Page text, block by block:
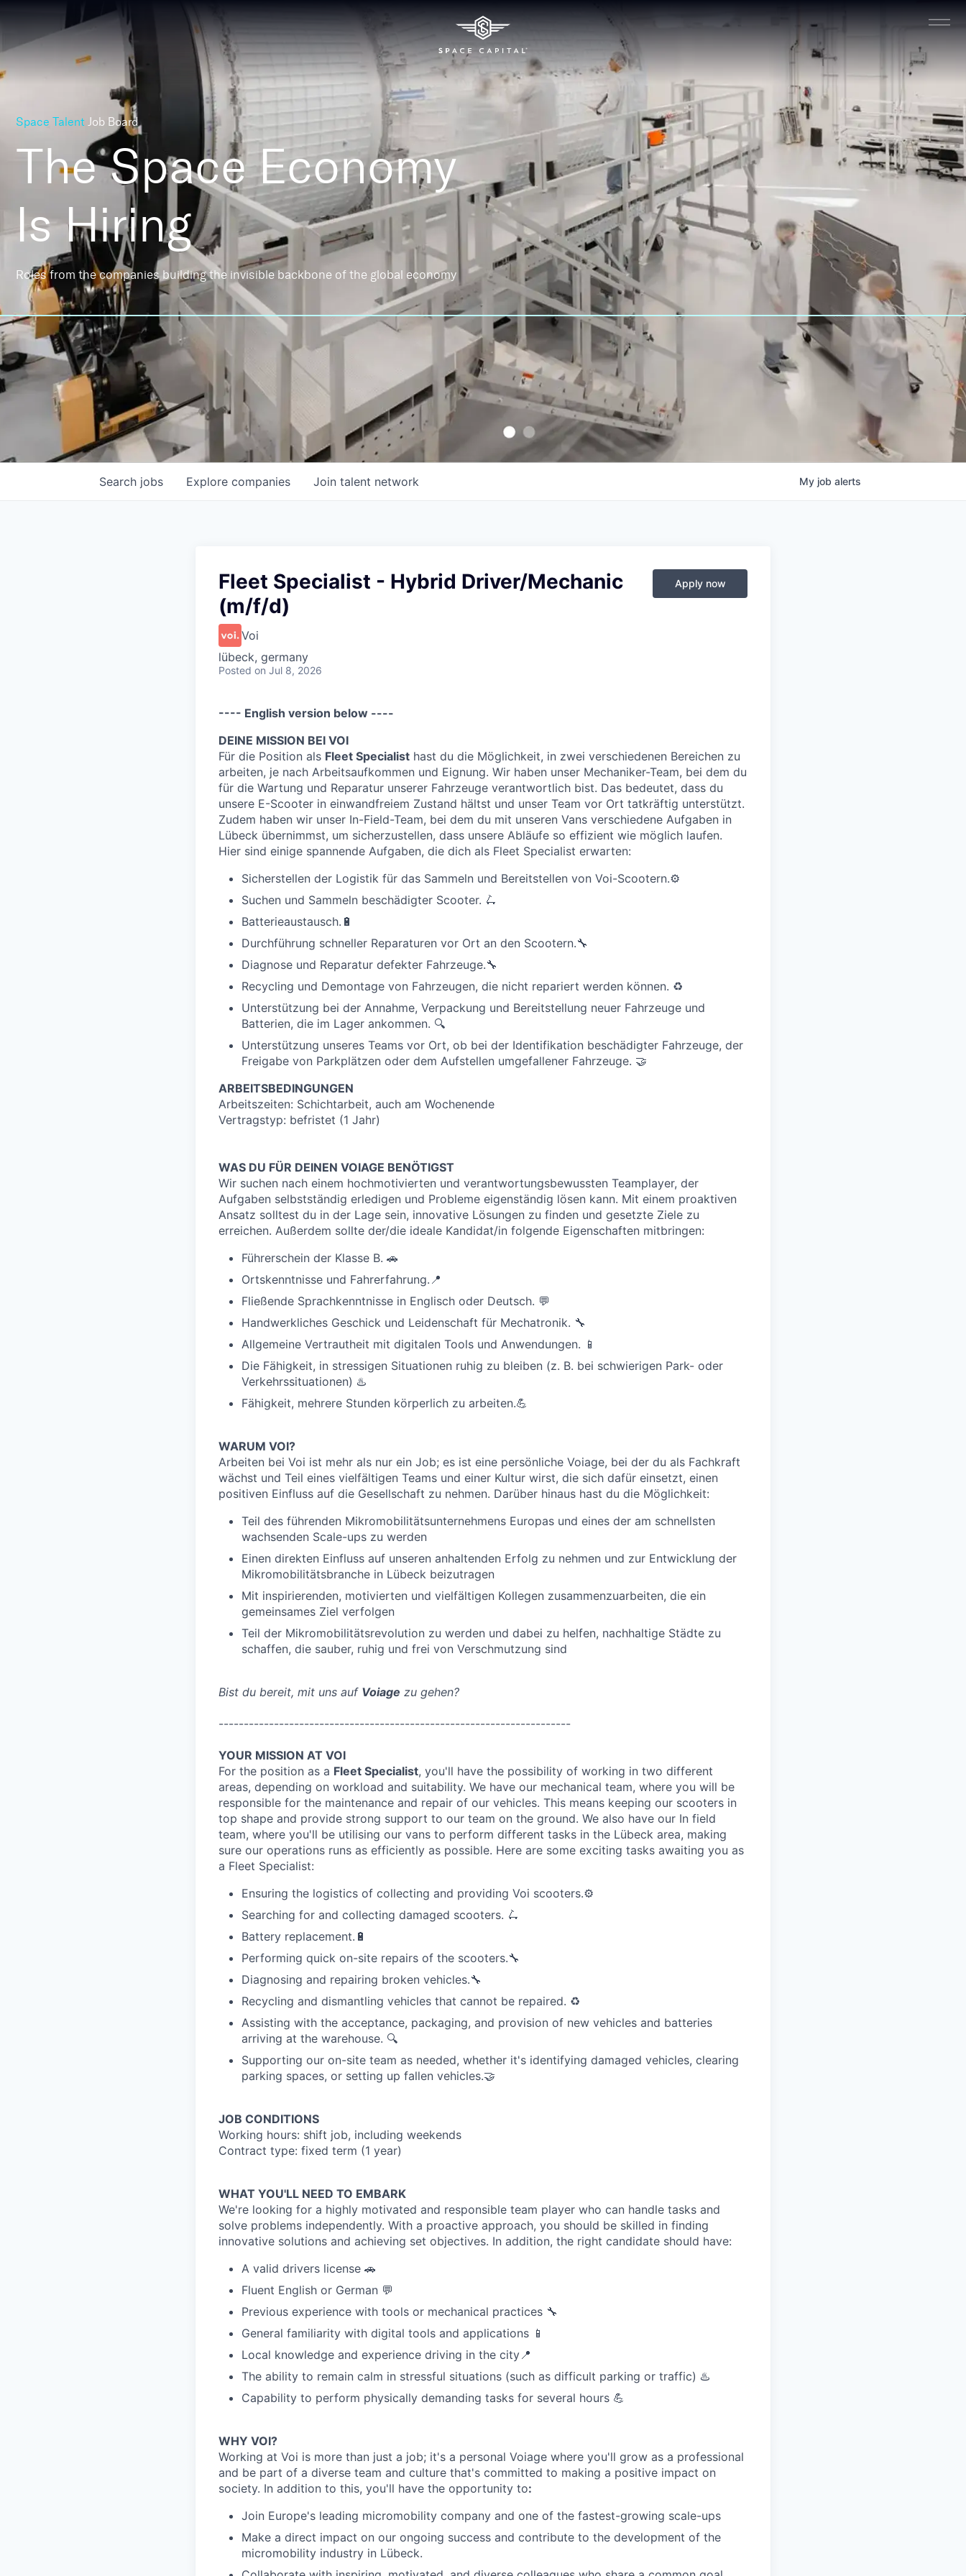
Space Talent Job Board
The Space Economy
Is Hiring
Roles from the companies building the invisible backbone of the global economy
Search jobs Explore companies Join talent network My job alerts
Fleet Specialist - Hybrid Driver/Mechanic
(m/f/d)
Voi
lübeck, germany
Posted on Jul 8, 2026
Apply now
---- English version below ----
DEINE MISSION BEI VOI
Für die Position als Fleet Specialist hast du die Möglichkeit, in zwei verschiedenen Bereichen zu
arbeiten, je nach Arbeitsaufkommen und Eignung. Wir haben unser Mechaniker-Team, bei dem du
für die Wartung und Reparatur unserer Fahrzeuge verantwortlich bist. Das bedeutet, dass du
unsere E-Scooter in einwandfreiem Zustand hältst und unser Team vor Ort tatkräftig unterstützt.
Zudem haben wir unser In-Field-Team, bei dem du mit unseren Vans verschiedene Aufgaben in
Lübeck übernimmst, um sicherzustellen, dass unsere Abläufe so effizient wie möglich laufen.
Hier sind einige spannende Aufgaben, die dich als Fleet Specialist erwarten:
Sicherstellen der Logistik für das Sammeln und Bereitstellen von Voi-Scootern.⚙️
Suchen und Sammeln beschädigter Scooter. 🛴
Batterieaustausch.🔋
Durchführung schneller Reparaturen vor Ort an den Scootern.🔧
Diagnose und Reparatur defekter Fahrzeuge.🔧
Recycling und Demontage von Fahrzeugen, die nicht repariert werden können. ♻️
Unterstützung bei der Annahme, Verpackung und Bereitstellung neuer Fahrzeuge und
Batterien, die im Lager ankommen. 🔍
Unterstützung unseres Teams vor Ort, ob bei der Identifikation beschädigter Fahrzeuge, der
Freigabe von Parkplätzen oder dem Aufstellen umgefallener Fahrzeuge. 🤝
ARBEITSBEDINGUNGEN
Arbeitszeiten: Schichtarbeit, auch am Wochenende
Vertragstyp: befristet (1 Jahr)
WAS DU FÜR DEINEN VOIAGE BENÖTIGST
Wir suchen nach einem hochmotivierten und verantwortungsbewussten Teamplayer, der
Aufgaben selbstständig erledigen und Probleme eigenständig lösen kann. Mit einem proaktiven
Ansatz solltest du in der Lage sein, innovative Lösungen zu finden und gesetzte Ziele zu
erreichen. Außerdem sollte der/die ideale Kandidat/in folgende Eigenschaften mitbringen:
Führerschein der Klasse B. 🚗
Ortskenntnisse und Fahrerfahrung.📍
Fließende Sprachkenntnisse in Englisch oder Deutsch. 💬
Handwerkliches Geschick und Leidenschaft für Mechatronik. 🔧
Allgemeine Vertrautheit mit digitalen Tools und Anwendungen. 📱
Die Fähigkeit, in stressigen Situationen ruhig zu bleiben (z. B. bei schwierigen Park- oder
Verkehrssituationen) ♨️
Fähigkeit, mehrere Stunden körperlich zu arbeiten.💪
WARUM VOI?
Arbeiten bei Voi ist mehr als nur ein Job; es ist eine persönliche Voiage, bei der du als Fachkraft
wächst und Teil eines vielfältigen Teams und einer Kultur wirst, die sich dafür einsetzt, einen
positiven Einfluss auf die Gesellschaft zu nehmen. Darüber hinaus hast du die Möglichkeit:
Teil des führenden Mikromobilitätsunternehmens Europas und eines der am schnellsten
wachsenden Scale-ups zu werden
Einen direkten Einfluss auf unseren anhaltenden Erfolg zu nehmen und zur Entwicklung der
Mikromobilitätsbranche in Lübeck beizutragen
Mit inspirierenden, motivierten und vielfältigen Kollegen zusammenzuarbeiten, die ein
gemeinsames Ziel verfolgen
Teil der Mikromobilitätsrevolution zu werden und dabei zu helfen, nachhaltige Städte zu
schaffen, die sauber, ruhig und frei von Verschmutzung sind
Bist du bereit, mit uns auf Voiage zu gehen?
----------------------------------------------------------------------
YOUR MISSION AT VOI
For the position as a Fleet Specialist, you'll have the possibility of working in two different
areas, depending on workload and suitability. We have our mechanical team, where you will be
responsible for the maintenance and repair of our vehicles. This means keeping our scooters in
top shape and provide strong support to our team on the ground. We also have our In field
team, where you'll be utilising our vans to perform different tasks in the Lübeck area, making
sure our operations runs as efficiently as possible. Here are some exciting tasks awaiting you as
a Fleet Specialist:
Ensuring the logistics of collecting and providing Voi scooters.⚙️
Searching for and collecting damaged scooters. 🛴
Battery replacement.🔋
Performing quick on-site repairs of the scooters.🔧
Diagnosing and repairing broken vehicles.🔧
Recycling and dismantling vehicles that cannot be repaired. ♻️
Assisting with the acceptance, packaging, and provision of new vehicles and batteries
arriving at the warehouse. 🔍
Supporting our on-site team as needed, whether it's identifying damaged vehicles, clearing
parking spaces, or setting up fallen vehicles.🤝
JOB CONDITIONS
Working hours: shift job, including weekends
Contract type: fixed term (1 year)
WHAT YOU'LL NEED TO EMBARK
We're looking for a highly motivated and responsible team player who can handle tasks and
solve problems independently. With a proactive approach, you should be skilled in finding
innovative solutions and achieving set objectives. In addition, the right candidate should have:
A valid drivers license 🚗
Fluent English or German 💬
Previous experience with tools or mechanical practices 🔧
General familiarity with digital tools and applications 📱
Local knowledge and experience driving in the city📍
The ability to remain calm in stressful situations (such as difficult parking or traffic) ♨️
Capability to perform physically demanding tasks for several hours 💪
WHY VOI?
Working at Voi is more than just a job; it's a personal Voiage where you'll grow as a professional
and be part of a diverse team and culture that's committed to making a positive impact on
society. In addition to this, you'll have the opportunity to:
Join Europe's leading micromobility company and one of the fastest-growing scale-ups
Make a direct impact on our ongoing success and contribute to the development of the
micromobility industry in Lübeck.